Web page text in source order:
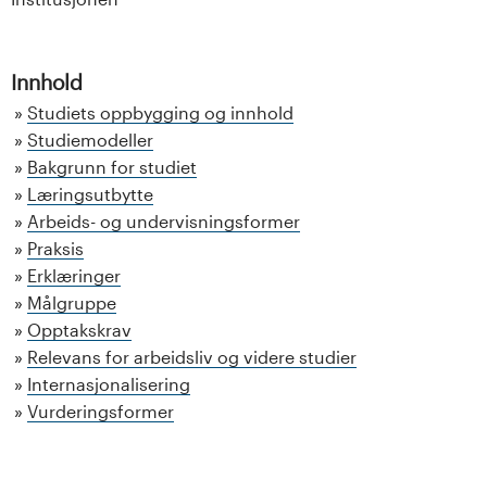
Innhold
Studiets oppbygging og innhold
Studiemodeller
Bakgrunn for studiet
Læringsutbytte
Arbeids- og undervisningsformer
Praksis
Erklæringer
Målgruppe
Opptakskrav
Relevans for arbeidsliv og videre studier
Internasjonalisering
Vurderingsformer